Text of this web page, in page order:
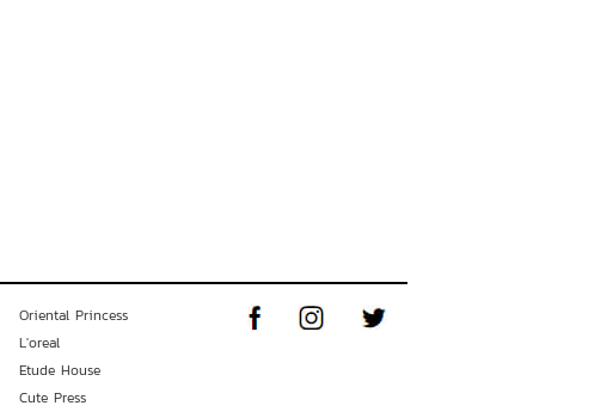
Oriental Princess
L'oreal
Etude House
Cute Press